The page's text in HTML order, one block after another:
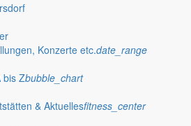
Konzerte etc.date_range
bis Zbubble_chart
& Aktuellesfitness_center